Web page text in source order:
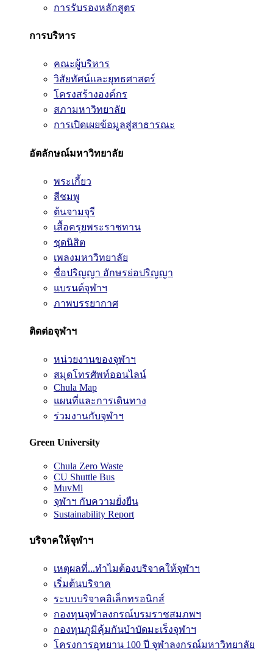
การรับรองหลักสูตร
การบริหาร
คณะผู้บริหาร
วิสัยทัศน์และยุทธศาสตร์
โครงสร้างองค์กร
สภามหาวิทยาลัย
การเปิดเผยข้อมูลสู่สาธารณะ
อัตลักษณ์มหาวิทยาลัย
พระเกี้ยว
สีชมพู
ต้นจามจุรี
เสื้อครุยพระราชทาน
ชุดนิสิต
เพลงมหาวิทยาลัย
ชื่อปริญญา อักษรย่อปริญญา
แบรนด์จุฬาฯ
ภาพบรรยากาศ
ติดต่อจุฬาฯ
หน่วยงานของจุฬาฯ
สมุดโทรศัพท์ออนไลน์
Chula Map
แผนที่และการเดินทาง
ร่วมงานกับจุฬาฯ
Green University
Chula Zero Waste
CU Shuttle Bus
MuvMi
จุฬาฯ กับความยั่งยืน
Sustainability Report
บริจาคให้จุฬาฯ
เหตุผลที่...ทำไมต้องบริจาคให้จุฬาฯ
เริ่มต้นบริจาค
ระบบบริจาคอิเล็กทรอนิกส์
กองทุนจุฬาลงกรณ์บรมราชสมภพฯ
กองทุนภูมิคุ้มกันบำบัดมะเร็งจุฬาฯ
โครงการอุทยาน 100 ปี จุฬาลงกรณ์มหาวิทยาลัย